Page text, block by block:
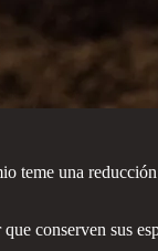
una
conserven sus